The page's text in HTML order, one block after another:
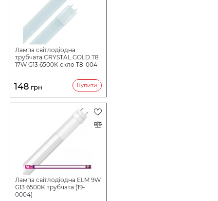
Лампа світлодіодна
трубчата CRYSTAL GOLD Т8
17W G13 6500K скло T8-004
148 грн Купити
Лампа світлодіодна ELM 9W
G13 6500K трубчата (19-
0004)